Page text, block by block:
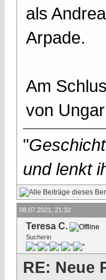
als
Arpade.
Am
von
"
und lenkt
08.07.2021, 21:32
Teresa C.
Sucherin
RE: Neue